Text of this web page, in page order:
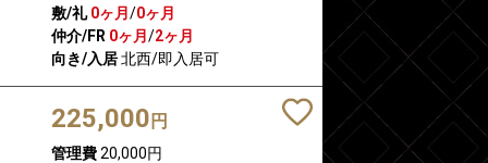
敷/礼 0ヶ月 /0ヶ月
仲介/FR 0ヶ月 /2ヶ月
向き/入居北西/即入居可
225,000 円
管理費20,000円